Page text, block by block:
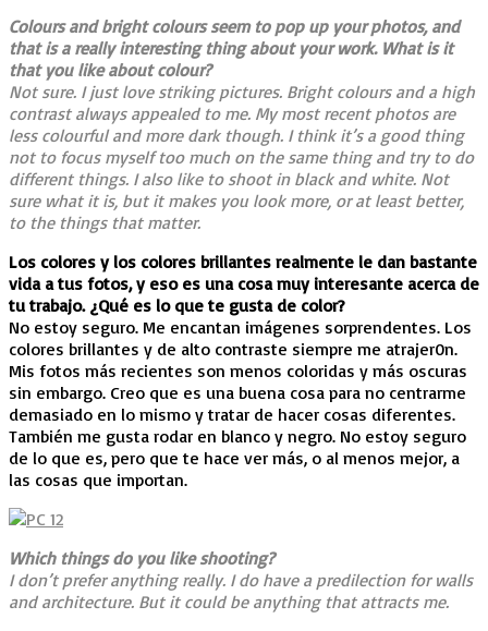
Colours and bright colours seem to pop up your photos, and
that is a really interesting thing about your work. What is it
that you like about colour?
Not sure. I just love striking pictures. Bright colours and a high
contrast always appealed to me. My most recent photos are
less colourful and more dark though. I think it’s a good thing
not to focus myself too much on the same thing and try to do
different things. I also like to shoot in black and white. Not
sure what it is, but it makes you look more, or at least better,
to the things that matter.
Los colores y los colores brillantes realmente le dan bastante
vida a tus fotos, y eso es una cosa muy interesante acerca de
tu trabajo. ¿Qué es lo que te gusta de color?
No estoy seguro. Me encantan imágenes sorprendentes. Los
colores brillantes y de alto contraste siempre me atrajer0n.
Mis fotos más recientes son menos coloridas y más oscuras
sin embargo. Creo que es una buena cosa para no centrarme
demasiado en lo mismo y tratar de hacer cosas diferentes.
También me gusta rodar en blanco y negro. No estoy seguro
de lo que es, pero que te hace ver más, o al menos mejor, a
las cosas que importan.
Which things do you like shooting?
I don’t prefer anything really. I do have a predilection for walls
and architecture. But it could be anything that attracts me.